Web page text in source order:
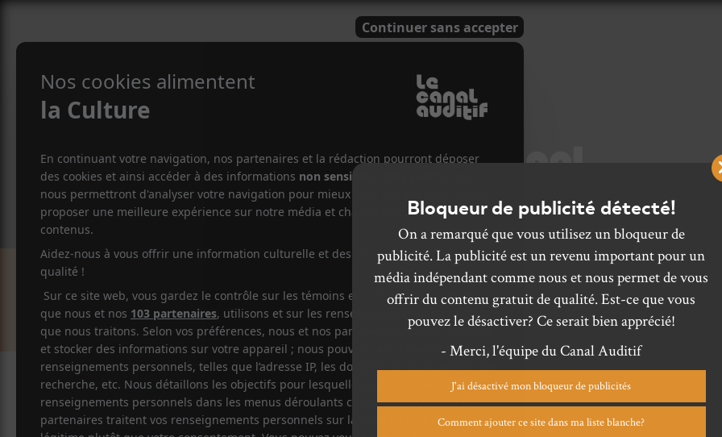
ALBUMS À VENIR CHANSONS CONCERTS CALENDRIER
CALENDRIER
Bloqueur de publicité détecté!
On a remarqué que vous utilisez un bloqueur de
publicité. La publicité est un revenu important pour un
média indépendant comme nous et nous permet de vous
offrir du contenu gratuit de qualité. Est-ce que vous
pouvez le désactiver? Ce serait bien apprécié!
- Merci, l'équipe du Canal Auditif
J'ai désactivé mon bloqueur de publicités
Comment ajouter ce site dans ma liste blanche?